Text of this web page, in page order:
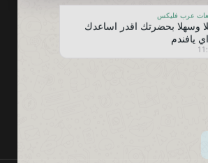
عرب فليكس
وسهلا بحضرتك اقدر اساعدك
يافندم